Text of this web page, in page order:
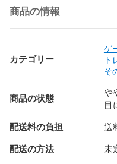
原則として商品到着後の
せていただきます。
【発送について】
?スリーブ・OPP袋よる
?厚紙（ノーマルカードな
基本的に土日・祝日は発
よっては予定日数を超過
ご了承ください。
日本郵便/ゆうパケットに
発送が完了しましたら、
す。
商品の情報
カテゴリー
ゲ
ト
そ
商品の状態
や
目
配送料の負担 送
配送の方法 未